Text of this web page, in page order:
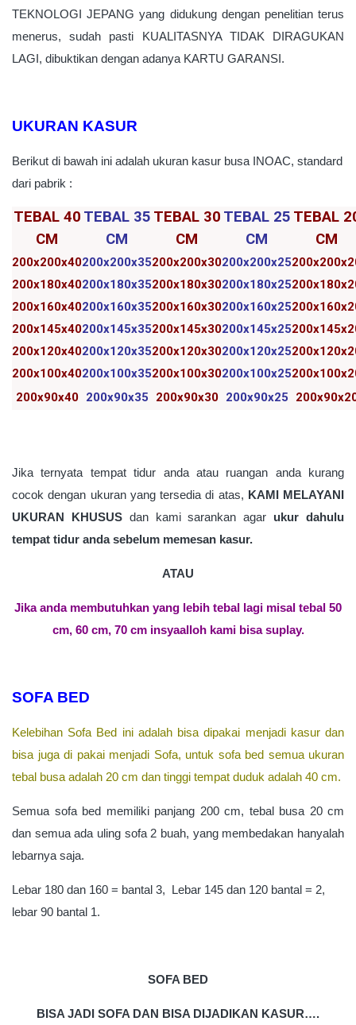
TEKNOLOGI JEPANG yang didukung dengan penelitian terus
menerus, sudah pasti KUALITASNYA TIDAK DIRAGUKAN
LAGI, dibuktikan dengan adanya KARTU GARANSI.
UKURAN KASUR
Berikut di bawah ini adalah ukuran kasur busa INOAC, standard
dari pabrik :
TEBAL 40
CM
TEBAL 35
CM
TEBAL 30
CM
TEBAL 25
CM
TEBAL
CM
200x200x40200x200x35200x200x30200x200x25
200x180x40200x180x35200x180x30200x180x25
200x160x40200x160x35200x160x30200x160x25
200x145x40200x145x35200x145x30200x145x25
200x120x40200x120x35200x120x30200x120x25
200x100x40200x100x35200x100x30200x100x25
200x90x40 200x90x35 200x90x30 200x90x25
Jika ternyata tempat tidur anda atau ruangan anda kurang
cocok dengan ukuran yang tersedia di atas, KAMI MELAYANI
UKURAN KHUSUS dan kami sarankan agar ukur dahulu
tempat tidur anda sebelum memesan kasur.
ATAU
Jika anda membutuhkan yang lebih tebal lagi misal tebal 50
cm, 60 cm, 70 cm insyaalloh kami bisa suplay.
SOFA BED
Kelebihan Sofa Bed ini adalah bisa dipakai menjadi kasur dan
bisa juga di pakai menjadi Sofa, untuk sofa bed semua ukuran
tebal busa adalah 20 cm dan tinggi tempat duduk adalah 40 cm.
Semua sofa bed memiliki panjang 200 cm, tebal busa 20 cm
dan semua ada uling sofa 2 buah, yang membedakan hanyalah
lebarnya saja.
Lebar 180 dan 160 = bantal 3, Lebar 145 dan 120 bantal = 2,
lebar 90 bantal 1.
SOFA BED
BISA JADI SOFA DAN BISA DIJADIKAN KASUR….